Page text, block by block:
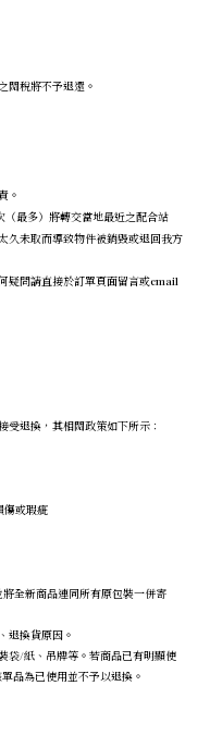
關稅將不予退還。
。
最多）將轉交當地最近之配合站
久未取而導致物件被銷毀或退回我方
疑問請直接於訂單頁面留言或email
退換，其相關政策如下所示：
傷或瑕疵
全新商品連同所有原包裝一併寄
退換貨原因。
袋/紙、吊牌等。若商品已有明顯使
品為已使用並不予以退換。